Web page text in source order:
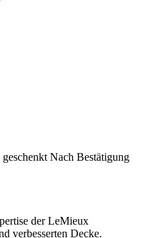
Nach Bestätigung
der LeMieux
verbesserten Decke.